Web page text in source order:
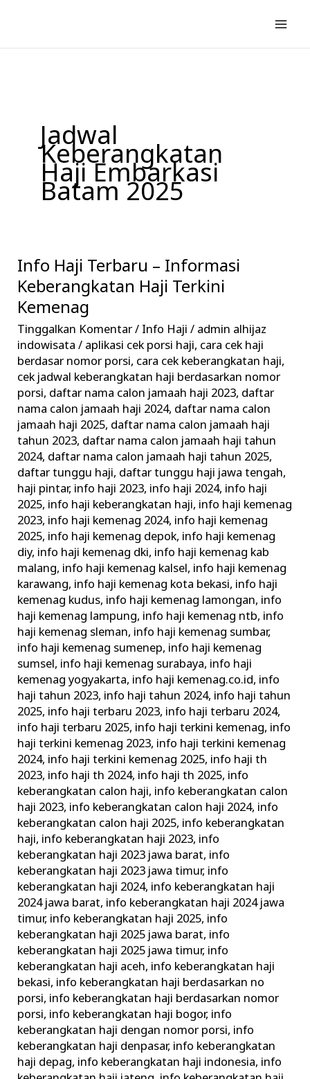
konten
Jadwal
Keberangkatan
Haji Embarkasi
Batam 2025
Info Haji Terbaru – Informasi
Keberangkatan Haji Terkini
Kemenag
Tinggalkan Komentar/ Info Haji / admin alhijaz
indowisata/ aplikasi cek porsi haji, cara cek haji
berdasar nomor porsi, cara cek keberangkatan haji,
cek jadwal keberangkatan haji berdasarkan nomor
porsi, daftar nama calon jamaah haji 2023, daftar
nama calon jamaah haji 2024, daftar nama calon
jamaah haji 2025, daftar nama calon jamaah haji
tahun 2023, daftar nama calon jamaah haji tahun
2024, daftar nama calon jamaah haji tahun 2025,
daftar tunggu haji, daftar tunggu haji jawa tengah,
haji pintar, info haji 2023, info haji 2024, info haji
2025, info haji keberangkatan haji, info haji kemenag
2023, info haji kemenag 2024, info haji kemenag
2025, info haji kemenag depok, info haji kemenag
diy, info haji kemenag dki, info haji kemenag kab
malang, info haji kemenag kalsel, info haji kemenag
karawang, info haji kemenag kota bekasi, info haji
kemenag kudus, info haji kemenag lamongan, info
haji kemenag lampung, info haji kemenag ntb, info
haji kemenag sleman, info haji kemenag sumbar,
info haji kemenag sumenep, info haji kemenag
sumsel, info haji kemenag surabaya, info haji
kemenag yogyakarta, info haji kemenag.co.id, info
haji tahun 2023, info haji tahun 2024, info haji tahun
2025, info haji terbaru 2023, info haji terbaru 2024,
info haji terbaru 2025, info haji terkini kemenag, info
haji terkini kemenag 2023, info haji terkini kemenag
2024, info haji terkini kemenag 2025, info haji th
2023, info haji th 2024, info haji th 2025, info
keberangkatan calon haji, info keberangkatan calon
haji 2023, info keberangkatan calon haji 2024, info
keberangkatan calon haji 2025, info keberangkatan
haji, info keberangkatan haji 2023, info
keberangkatan haji 2023 jawa barat, info
keberangkatan haji 2023 jawa timur, info
keberangkatan haji 2024, info keberangkatan haji
2024 jawa barat, info keberangkatan haji 2024 jawa
timur, info keberangkatan haji 2025, info
keberangkatan haji 2025 jawa barat, info
keberangkatan haji 2025 jawa timur, info
keberangkatan haji aceh, info keberangkatan haji
bekasi, info keberangkatan haji berdasarkan no
porsi, info keberangkatan haji berdasarkan nomor
porsi, info keberangkatan haji bogor, info
keberangkatan haji dengan nomor porsi, info
keberangkatan haji denpasar, info keberangkatan
haji depag, info keberangkatan haji indonesia, info
Info
Haji
Terbaru
–
Informasi
Keberangkatan
Haji
Terkini
Kemenag